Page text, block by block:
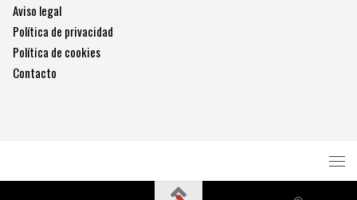
Aviso legal
Política de privacidad
Política de cookies
Contacto